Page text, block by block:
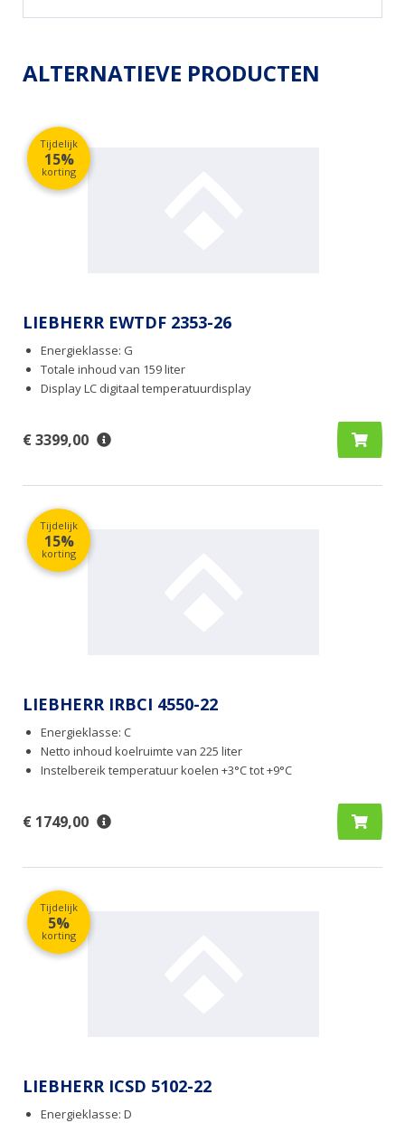
ALTERNATIEVE PRODUCTEN
Tijdelijk
15%
korting
LIEBHERR EWTDF 2353-26
Energieklasse: G
Totale inhoud van 159 liter
Display LC digitaal temperatuurdisplay
€ 3399,00
Tijdelijk
15%
korting
LIEBHERR IRBCI 4550-22
Energieklasse: C
Netto inhoud koelruimte van 225 liter
Instelbereik temperatuur koelen +3°C tot +9°C
€ 1749,00
Tijdelijk
5%
korting
LIEBHERR ICSD 5102-22
Energieklasse: D